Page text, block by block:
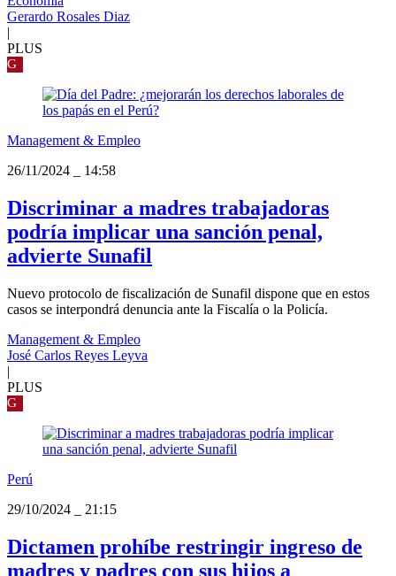
Gerardo Rosales Diaz
PLUS
G
Management & Empleo
26/11/2024
14:58
Discriminar a madres trabajadoras
podría implicar una sanción penal,
advierte Sunafil
Nuevo protocolo de fiscalización de Sunafil dispone que en estos
casos se interpondrá denuncia ante la Fiscalía o la Policía.
Management & Empleo
José Carlos Reyes Leyva
|
PLUS
G
Perú
29/10/2024
21:15
Dictamen prohíbe restringir ingreso de
madres y padres con sus hijos a